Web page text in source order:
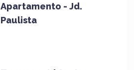
Apartamento - Jd.
Paulista